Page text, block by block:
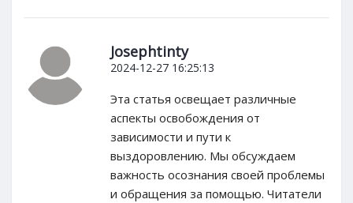
Josephtinty
2024-12-27 16:25:13
Эта статья освещает различные
аспекты освобождения от
зависимости и пути к
выздоровлению. Мы обсуждаем
важность осознания своей проблемы
и обращения за помощью. Читатели